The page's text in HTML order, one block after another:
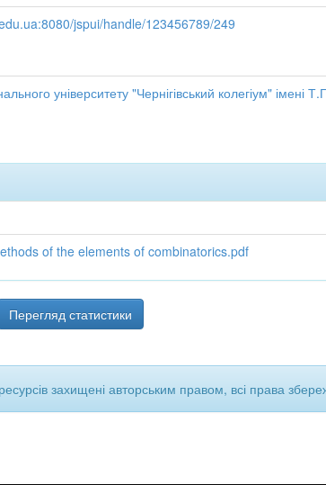
jspui/handle/123456789/249
університету "Чернігівський колегіум"
of the elements of combinatorics.pdf
Перегляд статистики
захищені авторським правом, всі права